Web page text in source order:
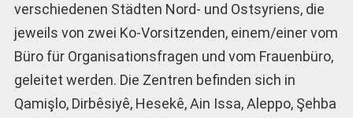
verschiedenen Städten Nord- und Ostsyriens, die
jeweils von zwei Ko-Vorsitzenden, einem/einer vom
Büro für Organisationsfragen und vom Frauenbüro,
geleitet werden. Die Zentren befinden sich in
Qamişlo, Dirbêsiyê, Hesekê, Ain Issa, Aleppo, Şehba